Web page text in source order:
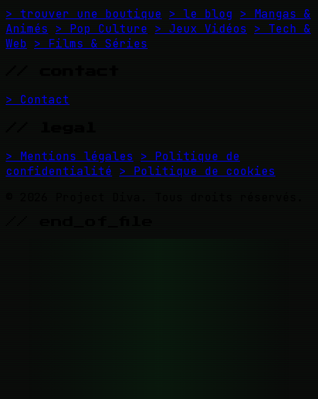
> trouver une boutique > le blog > Mangas &
Animés
> Pop Culture > Jeux Vidéos
> Tech &
Web > Films & Séries
> Contact
> Mentions légales
> Politique de
confidentialité > Politique de cookies